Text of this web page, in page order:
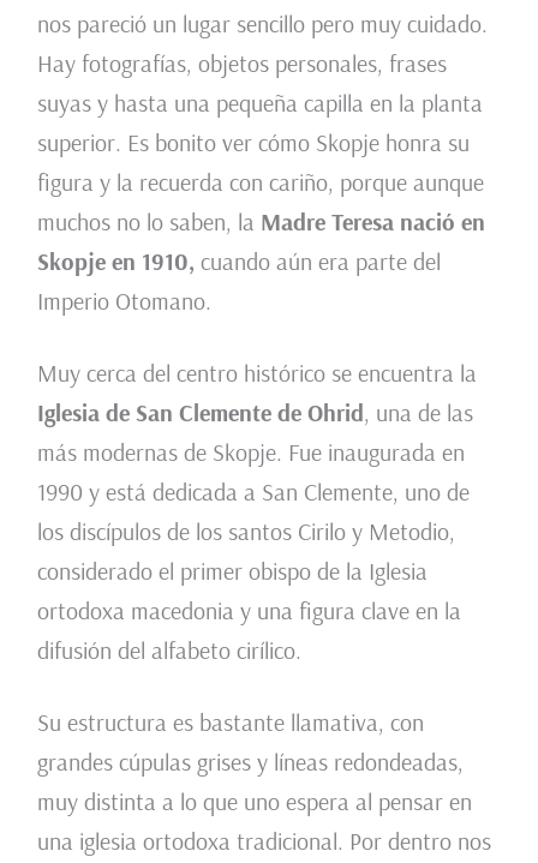
nos pareció un lugar sencillo pero muy cuidado.
Hay fotografías, objetos personales, frases
suyas y hasta una pequeña capilla en la planta
superior. Es bonito ver cómo Skopje honra su
figura y la recuerda con cariño, porque aunque
muchos no lo saben, la Madre Teresa nació en
Skopje en 1910, cuando aún era parte del
Imperio Otomano.
Muy cerca del centro histórico se encuentra la
Iglesia de San Clemente de Ohrid, una de las
más modernas de Skopje. Fue inaugurada en
1990 y está dedicada a San Clemente, uno de
los discípulos de los santos Cirilo y Metodio,
considerado el primer obispo de la Iglesia
ortodoxa macedonia y una figura clave en la
difusión del alfabeto cirílico.
Su estructura es bastante llamativa, con
grandes cúpulas grises y líneas redondeadas,
muy distinta a lo que uno espera al pensar en
una iglesia ortodoxa tradicional. Por dentro nos